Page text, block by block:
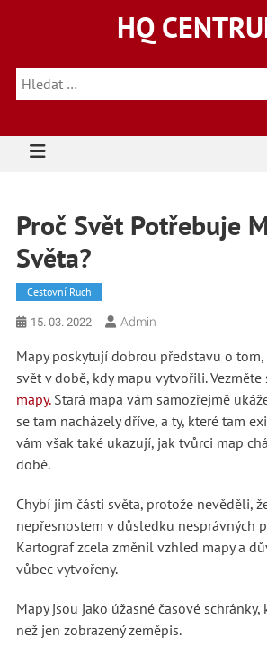
HQ
Proč Svět Potřebuje
Světa?
Cestovní Ruch
15. 03. 2022 Admin
Mapy poskytují dobrou představu o
svět v době, kdy mapu vytvořili.
mapy.Stará mapa vám samozřejmě
se tam nacházely dříve, a ty, které tam
vám však také ukazují, jak tvůrci map
době.
Chybí jim části světa, protože nevěděli,
nepřesnostem v důsledku nesprávných
Kartograf zcela změnil vzhled mapy a
vůbec vytvořeny.
Mapy jsou jako úžasné časové
než jen zobrazený zeměpis.